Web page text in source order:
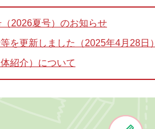
2026夏号）のお知らせ
を更新しました（2025年4月28日）
紹介）について